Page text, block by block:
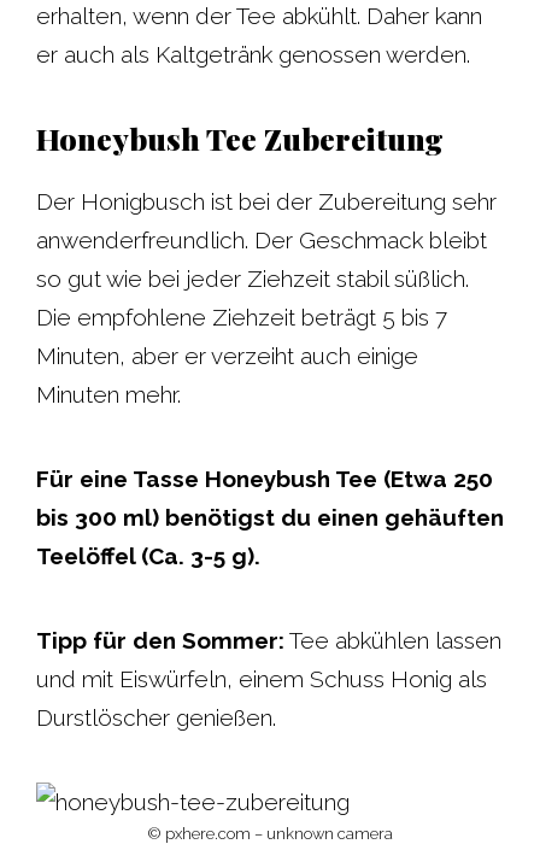
erhalten, wenn der Tee abkühlt. Daher kann
er auch als Kaltgetränk genossen werden.
Honeybush Tee Zubereitung
Der Honigbusch ist bei der Zubereitung sehr
anwenderfreundlich. Der Geschmack bleibt
so gut wie bei jeder Ziehzeit stabil süßlich.
Die empfohlene Ziehzeit beträgt 5 bis 7
Minuten, aber er verzeiht auch einige
Minuten mehr.
Für eine Tasse Honeybush Tee (Etwa 250
bis 300 ml) benötigst du einen gehäuften
Teelöffel (Ca. 3-5 g).
Tipp für den Sommer: Tee abkühlen lassen
und mit Eiswürfeln, einem Schuss Honig als
Durstlöscher genießen.
© pxhere.com – unknown camera